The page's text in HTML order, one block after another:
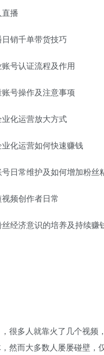
播
销千单带货技巧
号认证流程及作用
号操作及注意事项
化运营放大方式
化运营如何快速赚钱
日常维护及如何增加粉丝
频创作者日常
经济意识的培养及持续赚
很多人就靠火了几个视
然而大多数人屡屡碰壁